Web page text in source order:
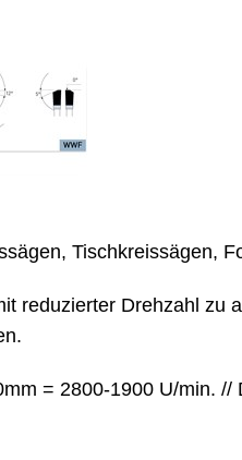
Tischkreissägen,
reduzierter Drehzahl zu
= 2800-1900 U/min.